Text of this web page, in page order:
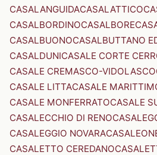
CASALANGUIDACASALATTICO
CASALBORDINOCASALBORE
CASALBUONOCASALBUTTANO
CASALDUNICASALE CORTE
CASALE CREMASCO-VIDOLASCO
CASALE LITTACASALE
CASALE MONFERRATOCASALE
CASALECCHIO DI RENO
CASALEGGIO NOVARA
CASALETTO CEREDANO